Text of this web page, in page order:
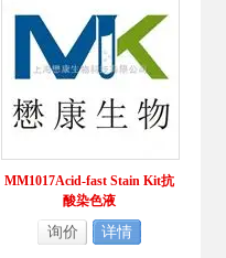
MM1017Acid-fast Stain Kit抗
酸染色液
询价 详情